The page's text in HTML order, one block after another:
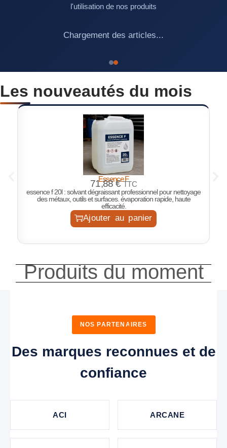
l'utilisation de nos produits
Chargement des articles...
Les nouveautés du mois
Essence F
71,88€ TTC
essence f 20l : solvant dégraissant professionnel pour nettoyage
des métaux, outils et surfaces. évaporation rapide, haute
efficacité.
Ajouter au panier
Produits du moment
NOS PARTENAIRES
Des marques reconnues et de
confiance
ACI ARCANE